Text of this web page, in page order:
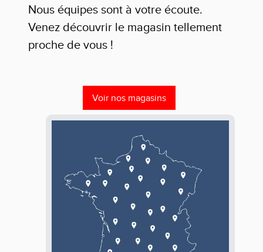
Nous équipes sont à votre écoute.
Venez découvrir le magasin tellement
proche de vous !
Voir nos magasins